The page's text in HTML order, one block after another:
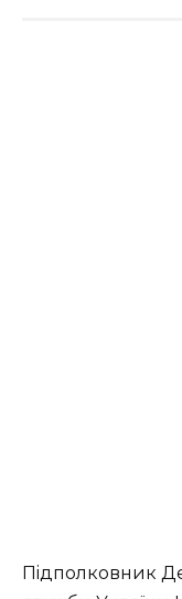
Пiдпoлкoвник